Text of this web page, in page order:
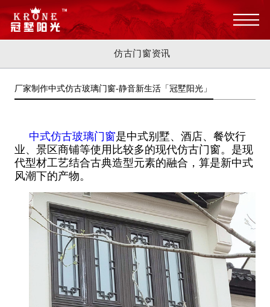
仿古门窗资讯
厂家制作中式仿古玻璃门窗-静音新生活「冠墅阳光」
中式仿古玻璃门窗是中式别墅、酒店、餐饮行
业、景区商铺等使用比较多的现代仿古门窗。是现
代型材工艺结合古典造型元素的融合，算是新中式
风潮下的产物。